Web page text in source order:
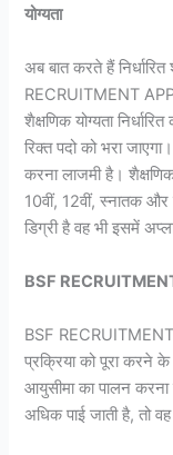
योग्यता
अब बात करते हैं
RECRUITMENT
शैक्षणिक योग्यता
रिक्त पदो को भरा
करना लाजमी है। शैक्षणिक
10वीं, 12वीं, स्नातक और
डिग्री है वह भी इसमें
BSF
BSF
प्रक्रिया को पूरा करने के
आयुसीमा का पालन करना
अधिक पाई जाती है, तो